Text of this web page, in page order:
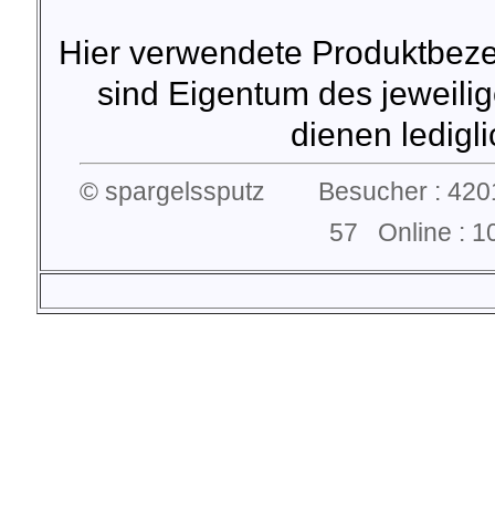
Hier verwendete
sind Eigentum des
dienen
© spargelssputz Besucher :
57 Online :